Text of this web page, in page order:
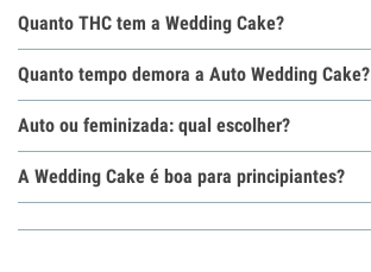
Quanto THC tem a Wedding Cake?
Quanto tempo demora a Auto Wedding Cake?
Auto ou feminizada: qual escolher?
A Wedding Cake é boa para principiantes?